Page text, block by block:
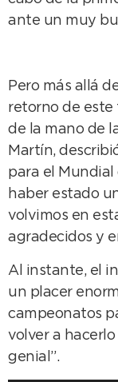
ante un muy
Pero más allá
retorno de este
de la mano de
Martín,
para el Mundial
haber estado
volvimos en
agradecidos y
Al instante, el
un placer
campeonatos
volver a
genial”.